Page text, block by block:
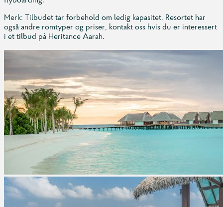
Merk: Tilbudet tar forbehold om ledig kapasitet. Resortet har
også andre romtyper og priser, kontakt oss hvis du er interessert
i et tilbud på Heritance Aarah.